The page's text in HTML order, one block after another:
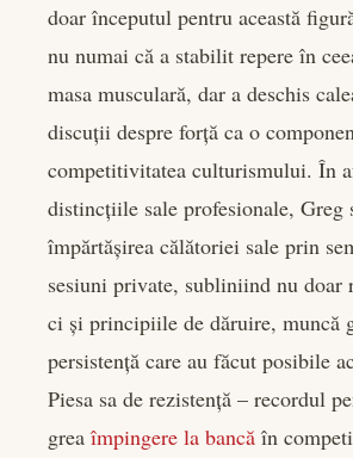
doar începutul pentru această
nu numai că a stabilit repere în
masa musculară, dar a deschis
discuții despre forță ca o
competitivitatea culturismului. În
distincțiile sale profesionale, Greg
împărtășirea călătoriei sale prin
sesiuni private, subliniind nu doar
ci și principiile de dăruire, muncă
persistență care au făcut posibile
Piesa sa de rezistență – recordul
grea împingere la bancă în